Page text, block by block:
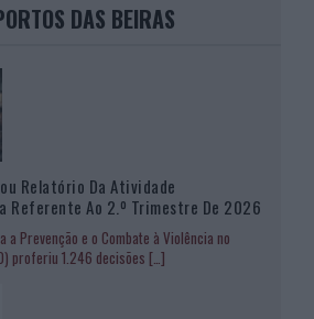
DAS BEIRAS
Relatório Da Atividade
Referente Ao 2.º Trimestre De 2026
a Prevenção e o Combate à Violência no
proferiu 1.246 decisões […]